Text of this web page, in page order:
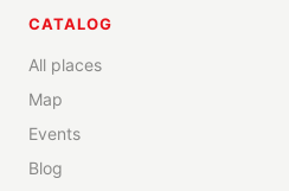
CATALOG
All places
Map
Events
Blog